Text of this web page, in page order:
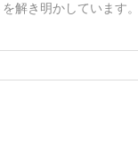
解き明かしています